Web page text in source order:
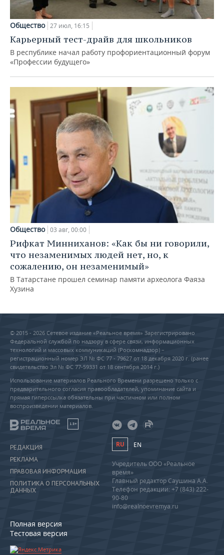
Общество 27 июл, 16:15
Карьерный тест-драйв для школьников
В республике начал работу профориентационный форум
«Профессии будущего»
Общество 03 авг, 00:00
Рифкат Минниханов: «Как бы ни говорили,
что незаменимых людей нет, но, к
сожалению, он незаменимый»
В Татарстане прошел семинар памяти археолога Фаяза
Хузина
© 2015 - 2026 Сетевое издание «Реальное время» Зарегистрировано
Федеральной службой по надзору в сфере связи, информационных
технологий и массовых коммуникаций (Роскомнадзор) –
регистрационный номер ЭЛ № ФС 77 - 79627 от 18 декабря 2020 г. (ранее
свидетельство Эл № ФС 77-59331 от 18 сентября 2014 г.)
Использование материалов Реального Времени разрешено только с
предварительного согласия правообладателей, упоминание сайта и
прямая гиперссылка обязательны при частичном или полном
воспроизведении материалов.
18+
РЕДАКЦИЯ
РЕКЛАМА
ПРАВОВАЯ ИНФОРМАЦИЯ
ПОЛИТИКА О ПЕРСОНАЛЬНЫХ
ДАННЫХ
Полная версия
Тестовая версия
RU EN
Учредитель ООО «Реальное
время»
Главный редактор Саушина А.А.
Телефон редакции: +7 (843) 222-
90-80
info@realnoevremya.ru